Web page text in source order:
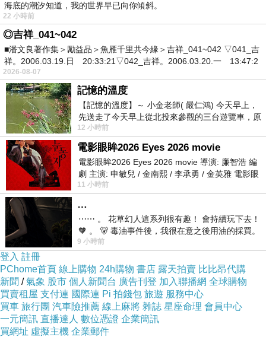
海底的潮汐知道，我的世界早已向你傾斜。
22 小時前
◎吉祥_041~042
■潘文良著作集＞勵益品＞魚雁千里共今緣＞吉祥_041~042 ▽041_吉
祥。2006.03.19.日 20:33:21▽042_吉祥。2006.03.20.一 13:47:2
2026-08-07
記憶的溫度
【記憶的溫度】～ 小金老師( 嚴仁鴻) 今天早上，
先送走了今天早上從北投來參觀的三台遊覽車，原
以為展場已經差不多要安靜下來，卻發
12 小時前
電影眼眸2026 Eyes 2026 movie
電影眼眸2026 Eyes 2026 movie 導演: 廉智浩 編
劇 主演: 申敏兒 / 金南熙 / 李承勇 / 金英雅 電影眼
眸2026描述攝影師徐珍因遺
11 小時前
…
⋯⋯ 。 花草幻人這系列很有趣！ 會持續玩下去！
🧡 。 🐻 毒油事件後，我很在意之後用油的採買。
前天購買了我之前就很愛
9 小時前
登入 註冊
PChome首頁 線上購物 24h購物 書店 露天拍賣 比比昂代購
新聞 /氣象 股市 個人新聞台 廣告刊登 加入聯播網 全球購物
買賣租屋 支付連 國際連 Pi 拍錢包 旅遊 服務中心
買車 旅行團 汽車險推薦 線上麻將 雜誌 星座命理 會員中心
一元簡訊 直播達人 數位憑證 企業簡訊
買網址 虛擬主機 企業郵件